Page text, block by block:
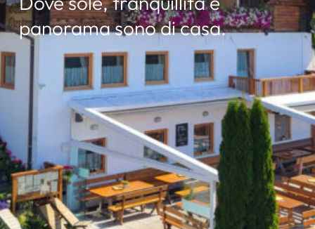
panorama sono di casa.